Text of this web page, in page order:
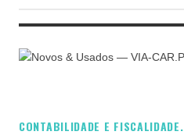
CONTABILIDADE E FISCALIDADE.